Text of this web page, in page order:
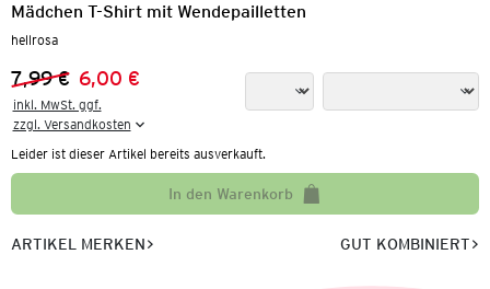
Mädchen T-Shirt mit Wendepailletten
hellrosa
Vorheriger Preis:
7,99 €
Neuer Preis:
6,00 €
inkl. MwSt. ggf.
zzgl. Versandkosten
Leider ist dieser Artikel bereits ausverkauft.
In den Warenkorb
ARTIKEL MERKEN GUT KOMBINIERT